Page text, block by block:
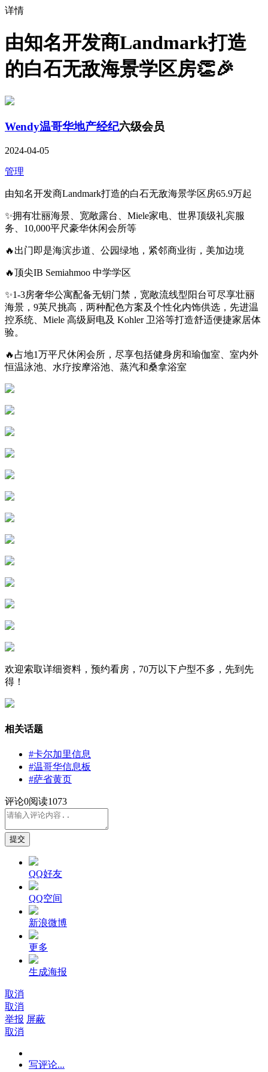
详情
由知名开发商Landmark打造
的白石无敌海景学区房👏🎉
Wendy温哥华地产经纪六级会员
2024-04-05
管理
由知名开发商Landmark打造的白石无敌海景学区房65.9万起
✨拥有壮丽海景、宽敞露台、Miele家电、世界顶级礼宾服
务、10,000平尺豪华休闲会所等
🔥出门即是海滨步道、公园绿地，紧邻商业街，美加边境
🔥顶尖IB Semiahmoo 中学学区
✨1-3房奢华公寓配备无钥门禁，宽敞流线型阳台可尽享壮丽
海景，9英尺挑高，两种配色方案及个性化内饰供选，先进温
控系统、Miele 高级厨电及 Kohler 卫浴等打造舒适便捷家居体
验。
🔥占地1万平尺休闲会所，尽享包括健身房和瑜伽室、室内外
恒温泳池、水疗按摩浴池、蒸汽和桑拿浴室
欢迎索取详细资料，预约看房，70万以下户型不多，先到先
得！
相关话题
#卡尔加里信息
#温哥华信息板
#萨省黄页
评论0阅读1073
提交
QQ好友
QQ空间
新浪微博
更多
生成海报
取消
取消
举报 屏蔽
取消
写评论...